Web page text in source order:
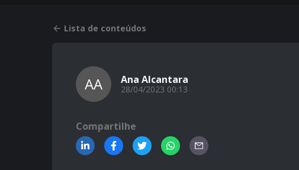
Lista de conteúdos
AA Ana Alcantara
28/04/2023 00:13
Compartilhe